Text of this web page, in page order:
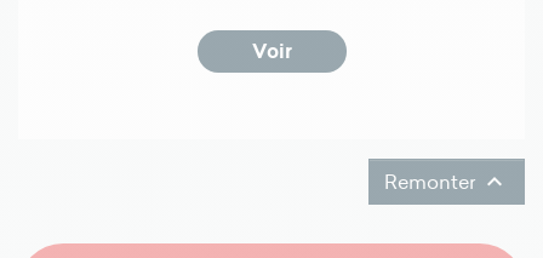
Voir
Remonter 